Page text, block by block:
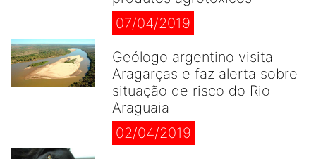
07/04/2019
Geólogo argentino visita
Aragarças e faz alerta sobre
situação de risco do Rio
Araguaia
02/04/2019